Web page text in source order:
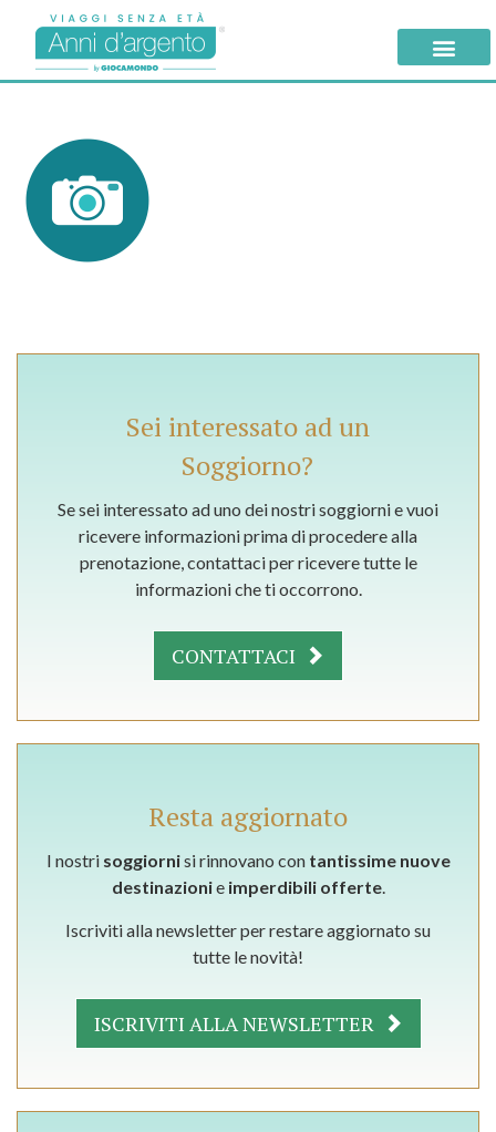
Sei interessato ad un
Soggiorno?
Se sei interessato ad uno dei nostri soggiorni e vuoi
ricevere informazioni prima di procedere alla
prenotazione, contattaci per ricevere tutte le
informazioni che ti occorrono.
CONTATTACI
Resta aggiornato
I nostri soggiornisi rinnovano con tantissime nuove
destinazionie imperdibili offerte.
Iscriviti alla newsletter per restare aggiornato su
tutte le novità!
ISCRIVITI ALLA NEWSLETTER